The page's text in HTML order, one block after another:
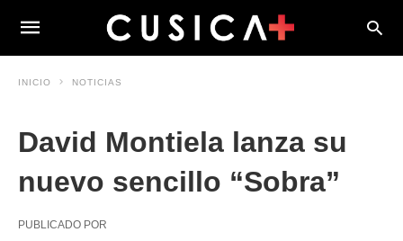
INICIO NOTICIAS
David Montiela lanza su
nuevo sencillo “Sobra”
PUBLICADO POR